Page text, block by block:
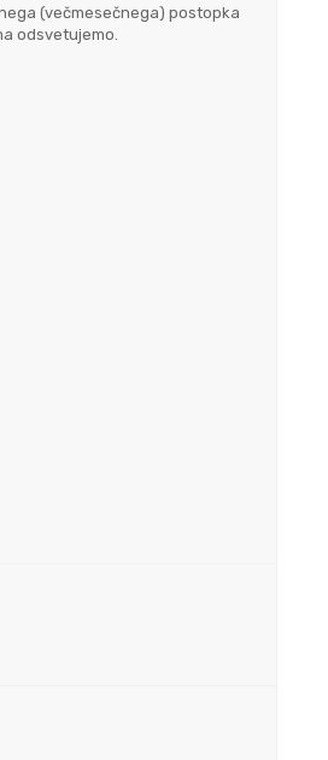
(večmesečnega) postopka
odsvetujemo.